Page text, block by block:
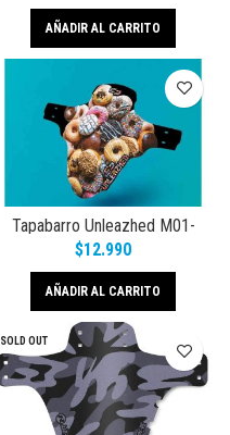
AÑADIR AL CARRITO
Tapabarro Unleazhed M01-
Crazy Donuts
$12.990
AÑADIR AL CARRITO
SOLD OUT